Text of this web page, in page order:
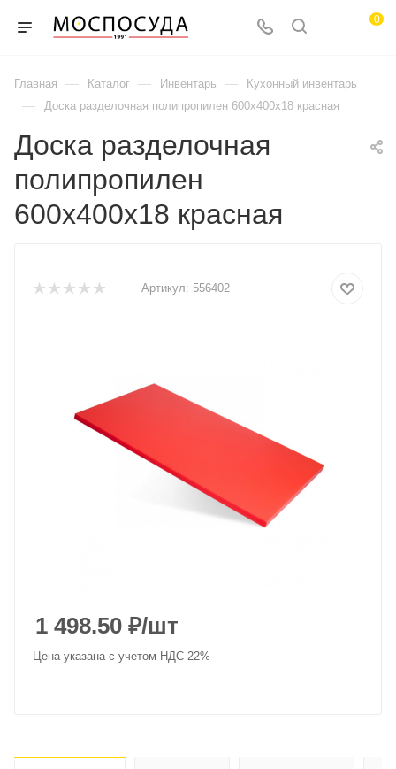
0
Главная — Каталог — Инвентарь — Кухонный инвентарь
— Доска разделочная полипропилен 600х400х18 красная
Доска разделочная
полипропилен
600х400х18 красная
Артикул: 556402
1 498.50 ₽/шт
Цена указана с учетом НДС 22%